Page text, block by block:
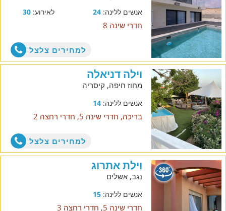
אנשים ללינה:24 לאירוע:30
חדרי שינה 8
למחירים צלצל
וילה דניאלה
מחוז חיפה, קיסריה
אנשים ללינה:14
בריכה, חדרי שינה 5, חדרי רחצה 2
למחירים צלצל
וילת אתרוג
נגב, אשלים
אנשים ללינה:15
חדרי שינה 5, חדרי רחצה 3